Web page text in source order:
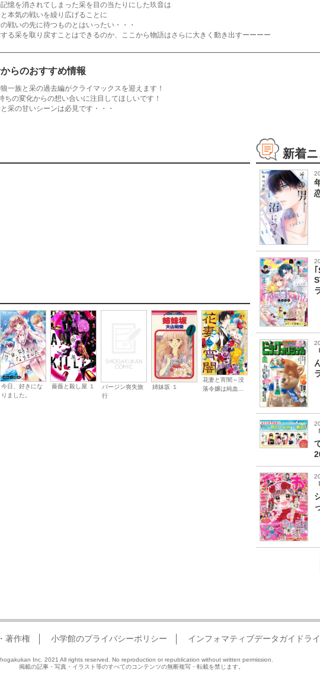
憶を消されてしまった采を目の当たりにした玖音は
本気の戦いを繰り広げることに
戦いの先に待つものとはいったい・・・
る采を取り戻すことはできるのか、ここから物語はさらに大きく動き出すーーーー
らのおすすめ情報
一族と采の過去編がクライマックスを迎えます！
ちの変化からの想い合いに注目してほしいです！
采の甘いシーンは必見です・・・
今日、好きにな
りました。
薔薇と殺し屋 １
バージン喪失旅
行
姉妹坂 １
花妻と宵闇～没
落令嬢は純血...
新着
著作権 小学館のプライバシーポリシー インフォマティブデータガイドラ
Inc. 2021 All rights reserved. No reproduction or republication without written permission.
掲載の記事・写真・イラスト等のすべてのコンテンツの無断複写・転載を禁じます。